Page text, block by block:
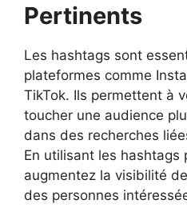
Pertinents
Les hashtags sont
plateformes comme
TikTok. Ils permettent à
toucher une audience
dans des recherches
En utilisant les hashtags
augmentez la visibilité
des personnes